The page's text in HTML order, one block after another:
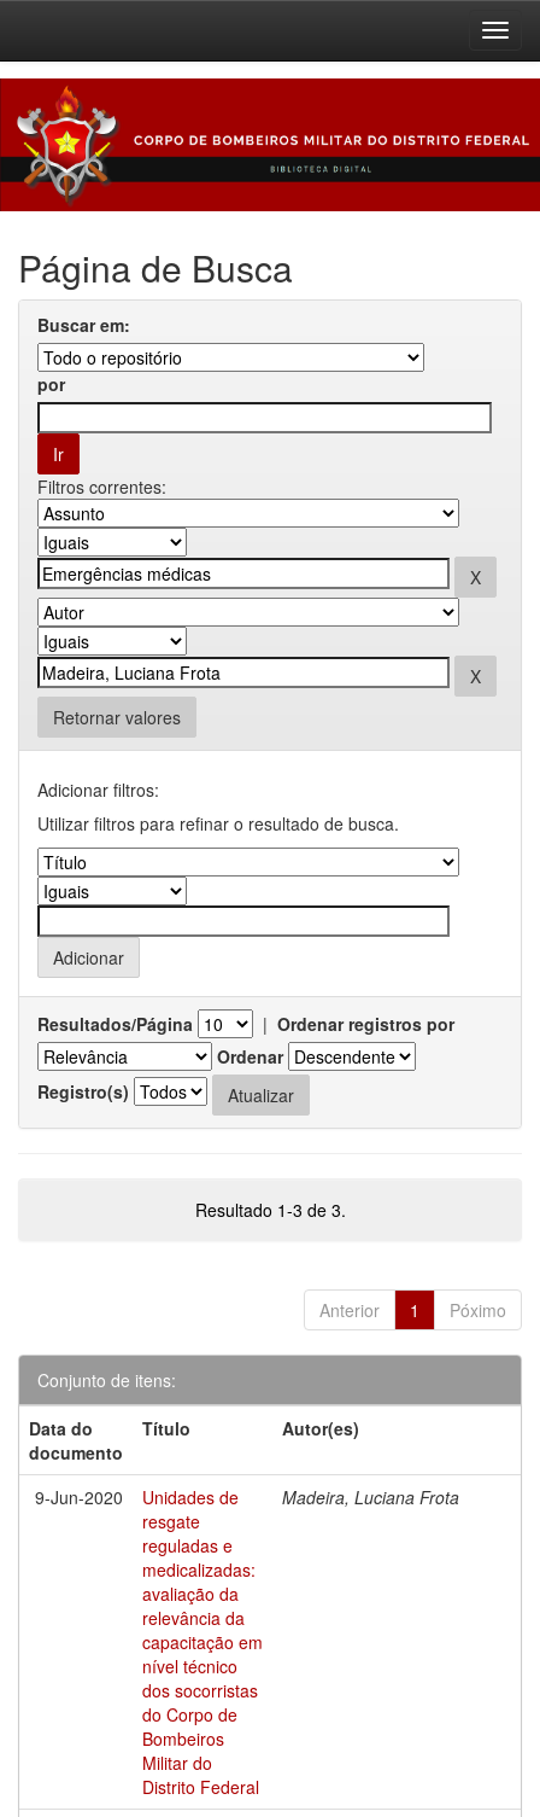
navigation
Página de Busca
Buscar em:
por
Filtros correntes:
Retornar valores
Adicionar filtros:
Utilizar filtros para refinar o resultado de busca.
Resultados/Página | Ordenar registros por
Ordenar
Registro(s)
Resultado 1-3 de 3.
Anterior 1 Póximo
Conjunto de itens:
Data do
documento
Título Autor(es)
9-Jun-2020
Unidades de
resgate
reguladas e
medicalizadas:
avaliação da
relevância da
capacitação em
nível técnico
dos socorristas
do Corpo de
Bombeiros
Militar do
Distrito Federal
Madeira, Luciana Frota